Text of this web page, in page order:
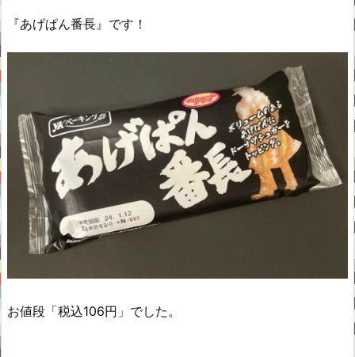
『あげぱん番長』です！
お値段「税込106円」でした。